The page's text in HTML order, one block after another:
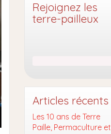
Rejoignez les
terre-pailleux
Articles récents
Les 10 ans de Terre
Paille, Permaculture et